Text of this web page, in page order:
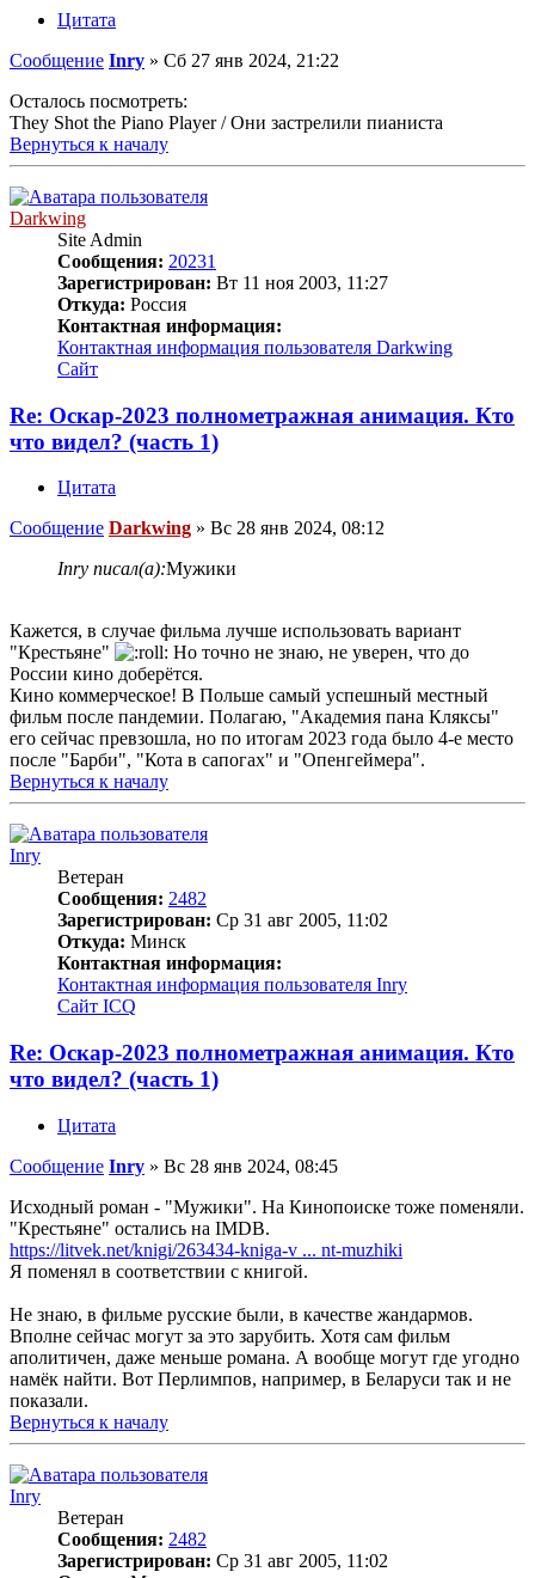
Цитата
Сообщение Inry » Сб 27 янв 2024, 21:22
Осталось посмотреть:
They Shot the Piano Player / Они застрелили пианиста
Вернуться к началу
Darkwing
Site Admin
Сообщения: 20231
Зарегистрирован: Вт 11 ноя 2003, 11:27
Откуда: Россия
Контактная информация:
Контактная информация пользователя Darkwing
Сайт
Re: Оскар-2023 полнометражная анимация. Кто
что видел? (часть 1)
Цитата
Сообщение Darkwing » Вс 28 янв 2024, 08:12
Inry писал(а):Мужики
Кажется, в случае фильма лучше использовать вариант
"Крестьяне"
Но точно не знаю, не уверен, что до
России кино доберётся.
Кино коммерческое! В Польше самый успешный местный
фильм после пандемии. Полагаю, "Академия пана Кляксы"
его сейчас превзошла, но по итогам 2023 года было 4-е место
после "Барби", "Кота в сапогах" и "Опенгеймера".
Вернуться к началу
Inry
Ветеран
Сообщения: 2482
Зарегистрирован: Ср 31 авг 2005, 11:02
Откуда: Минск
Контактная информация:
Контактная информация пользователя Inry
Сайт ICQ
Re: Оскар-2023 полнометражная анимация. Кто
что видел? (часть 1)
Цитата
Сообщение Inry » Вс 28 янв 2024, 08:45
Исходный роман - "Мужики". На Кинопоиске тоже поменяли.
"Крестьяне" остались на IMDB.
https://litvek.net/knigi/263434-kniga-v ... nt-muzhiki
Я поменял в соответствии с книгой.
Не знаю, в фильме русские были, в качестве жандармов.
Вполне сейчас могут за это зарубить. Хотя сам фильм
аполитичен, даже меньше романа. А вообще могут где угодно
намёк найти. Вот Перлимпов, например, в Беларуси так и не
показали.
Вернуться к началу
Inry
Ветеран
Сообщения: 2482
Зарегистрирован: Ср 31 авг 2005, 11:02